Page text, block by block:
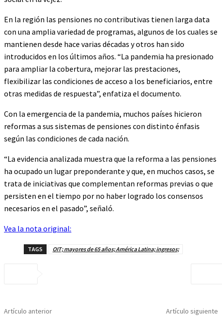
En la región las pensiones no contributivas tienen larga data
con una amplia variedad de programas, algunos de los cuales se
mantienen desde hace varias décadas y otros han sido
introducidos en los últimos años. “La pandemia ha presionado
para ampliar la cobertura, mejorar las prestaciones,
flexibilizar las condiciones de acceso a los beneficiarios, entre
otras medidas de respuesta”, enfatiza el documento.
Con la emergencia de la pandemia, muchos países hicieron
reformas a sus sistemas de pensiones con distinto énfasis
según las condiciones de cada nación.
“La evidencia analizada muestra que la reforma a las pensiones
ha ocupado un lugar preponderante y que, en muchos casos, se
trata de iniciativas que complementan reformas previas o que
persisten en el tiempo por no haber logrado los consensos
necesarios en el pasado”, señaló.
Vea la nota original:
TAGS OIT; mayores de 65 años; América Latina; ingresos;
Artículo anterior Artículo siguiente